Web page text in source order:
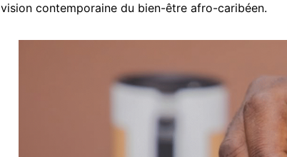
vision contemporaine du bien-être afro-caribéen.